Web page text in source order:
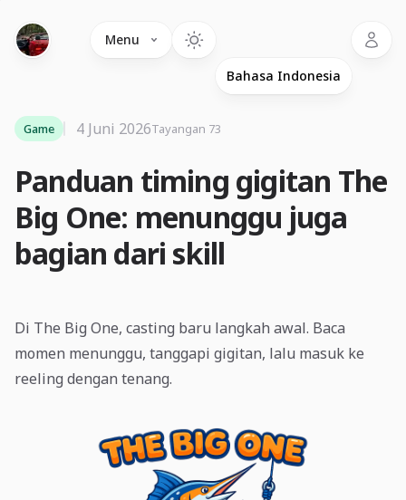
Menu
Panduan timing gigitan The
Big One: menunggu juga
bagian dari skill
Game 4 Juni 2026Tayangan 73
Di The Big One, casting baru langkah awal. Baca
momen menunggu, tanggapi gigitan, lalu masuk ke
reeling dengan tenang.